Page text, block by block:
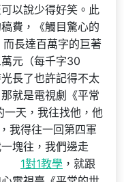
以說少得好笑。此
費，《觸目驚心的
長達百萬字的巨著
元（每千字30
長了也許記得不太
就是電視劇《平常
一天，我往找他，他
我得往一回第四軍
塊往，我們邊走
1對1教學 ，就跟